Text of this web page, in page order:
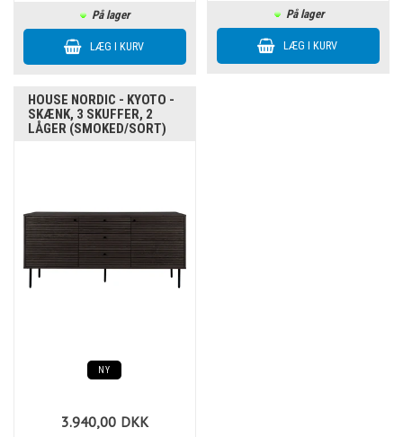
På lager
På lager
HOUSE NORDIC - KYOTO -
SKÆNK, 3 SKUFFER, 2
LÅGER (SMOKED/SORT)
NY
3.940,00 DKK